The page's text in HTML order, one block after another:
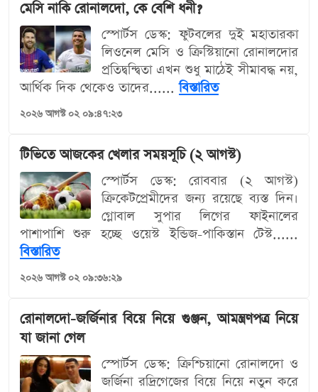
মেসি নাকি রোনালদো, কে বেশি ধনী?
স্পোর্টস ডেস্ক: ফুটবলের দুই মহাতারকা
লিওনেল মেসি ও ক্রিস্টিয়ানো রোনালদোর
প্রতিদ্বন্দ্বিতা এখন শুধু মাঠেই সীমাবদ্ধ নয়,
আর্থিক দিক থেকেও তাদের......বিস্তারিত
২০২৬ আগস্ট ০২ ০৯:৪৭:২৩
টিভিতে আজকের খেলার সময়সূচি (২ আগস্ট)
স্পোর্টস ডেস্ক: রোববার (২ আগস্ট)
ক্রিকেটপ্রেমীদের জন্য রয়েছে ব্যস্ত দিন।
গ্লোবাল সুপার লিগের ফাইনালের
পাশাপাশি শুরু হচ্ছে ওয়েস্ট ইন্ডিজ-পাকিস্তান টেস্ট......
বিস্তারিত
২০২৬ আগস্ট ০২ ০৯:৩৬:২৯
রোনালদো-জর্জিনার বিয়ে নিয়ে গুঞ্জন, আমন্ত্রণপত্র নিয়ে
যা জানা গেল
স্পোর্টস ডেস্ক: ক্রিশ্চিয়ানো রোনালদো ও
জর্জিনা রদ্রিগেজের বিয়ে নিয়ে নতুন করে